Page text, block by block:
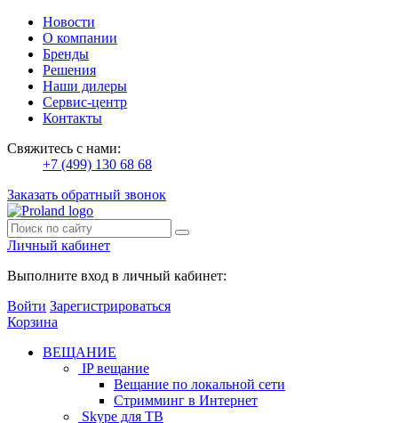
Новости
О компании
Бренды
Решения
Наши дилеры
Сервис-центр
Контакты
Свяжитесь с нами:
+7 (499) 130 68 68
Заказать обратный звонок
Личный кабинет
Выполните вход в личный кабинет:
Войти Зарегистрироваться
Корзина
ВЕЩАНИЕ
IP вещание
Вещание по локальной сети
Стримминг в Интернет
Skype для ТВ